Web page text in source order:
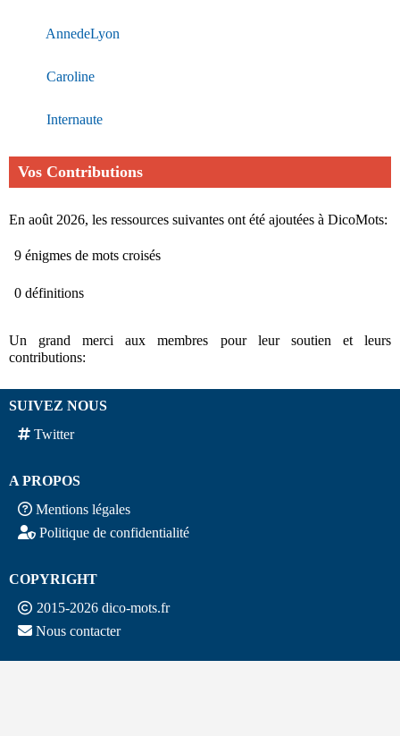
AnnedeLyon
Caroline
Internaute
Vos Contributions
En août 2026, les ressources suivantes ont été ajoutées à DicoMots:
9 énigmes de mots croisés
0 définitions
Un grand merci aux membres pour leur soutien et leurs
contributions:
SUIVEZ NOUS
Twitter
A PROPOS
Mentions légales
Politique de confidentialité
COPYRIGHT
2015-2026 dico-mots.fr
Nous contacter